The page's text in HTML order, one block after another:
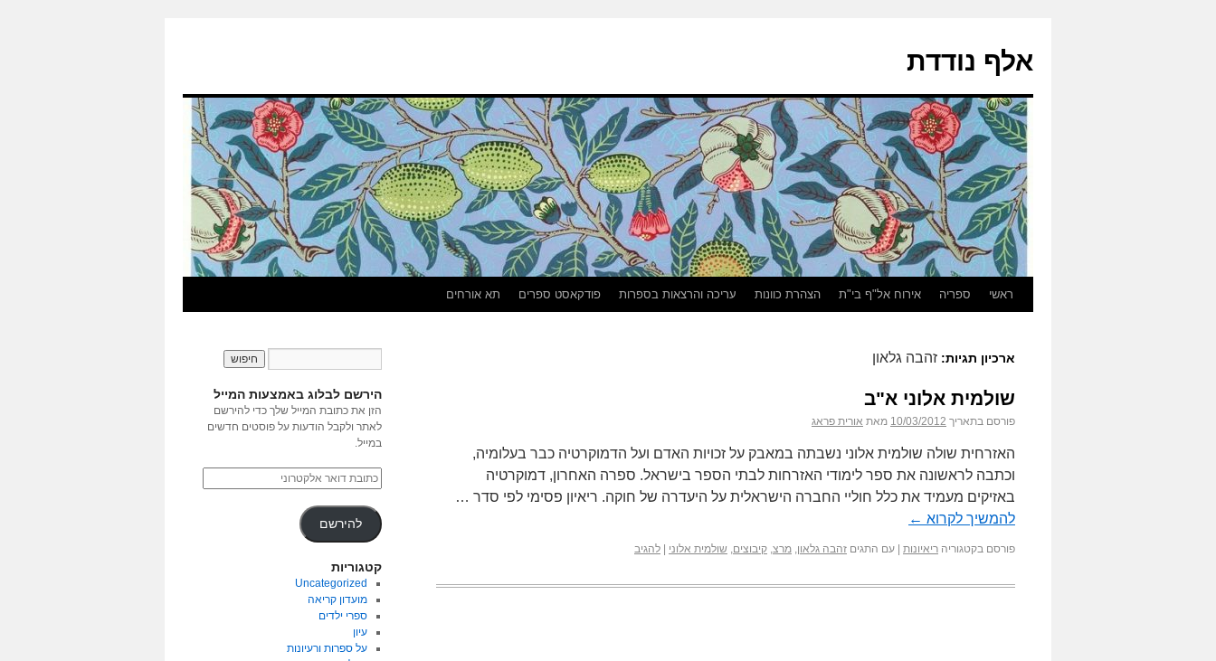
אלף נודדת
ראשי ספריה אירוח אל"ף בי"ת הצהרת כוונות עריכה והרצאות בספרות פודקאסט ספרים תא אורחים
ארכיון תגיות: זהבה גלאון
שולמית אלוני א"ב
פורסם בתאריך 10/03/2012 מאת אורית פראג
האזרחית שולה שולמית אלוני נשבתה במאבק על זכויות האדם ועל הדמוקרטיה כבר בעלומיה,
וכתבה לראשונה את ספר לימודי האזרחות לבתי הספר בישראל. ספרה האחרון, דמוקרטיה
באזיקים מעמיד את כלל חוליי החברה הישראלית על היעדרה של חוקה. ריאיון פסימי לפי סדר …
להמשיך לקרוא ←
פורסם בקטגוריה ריאיונות עם התגים זהבה גלאון, מרצ, קיבוצים, שולמית אלוני להגיב
הירשם לבלוג באמצעות המייל
הזן את כתובת המייל שלך כדי להירשם
לאתר ולקבל הודעות על פוסטים חדשים
במייל.
להירשם
קטגוריות
Uncategorized
מועדון קריאה
ספרי ילדים
עיון
על ספרות ורעיונות